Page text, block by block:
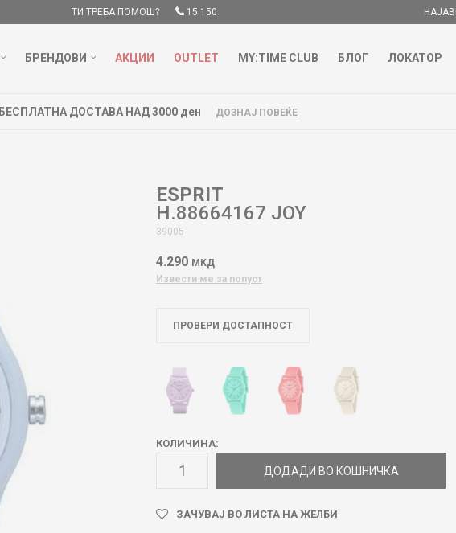
ТИ ТРЕБА ПОМОШ? 15 150
БРЕНДОВИ АКЦИИ OUTLET MY:TIME CLUB БЛОГ ЛОКАТОР
БЕСПЛАТНА ДОСТАВА НАД 3000 ден ДОЗНАЈ ПОВЕЌЕ
ESPRIT
H.88664167 JOY
39005
4.290 МКД
Извести ме за попуст
ПРОВЕРИ ДОСТАПНОСТ
КОЛИЧИНА:
ДОДАДИ ВО КОШНИЧКА
ЗАЧУВАЈ ВО ЛИСТА НА ЖЕЛБИ